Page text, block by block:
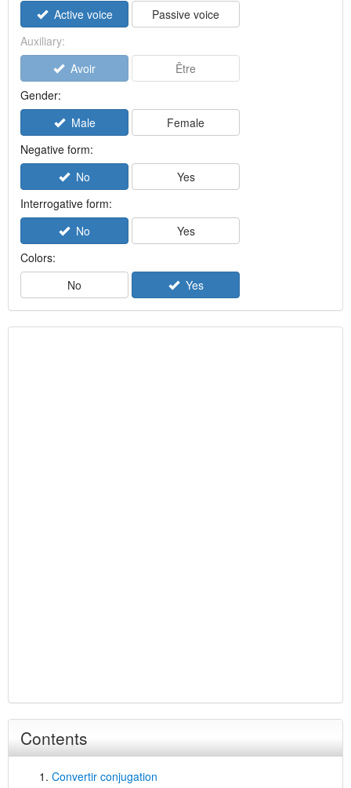
Active voice
Passive voice
Auxiliary:
Avoir
Être
Gender:
Male
Female
Negative form:
No
Yes
Interrogative form:
No
Yes
Colors:
No
Yes
Contents
Convertir conjugation